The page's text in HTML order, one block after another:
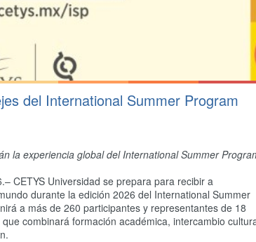
del International Summer Program
la experiencia global del International Summer
CETYS Universidad se prepara para recibir a
durante la edición 2026 del International Summer
a más de 260 participantes y representantes de 18
combinará formación académica, intercambio